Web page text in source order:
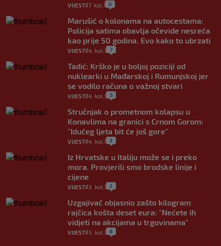
VIJESTI 7. kol. 0
Marušić o kolonama na autocestama:
Policija satima obavlja očevide nesreća
kao prije 50 godina. Evo kako to ubrzati
VIJESTI 4. kol. 7
Tadić: Krško je u boljoj poziciji od
nuklearki u Mađarskoj i Rumunjskoj jer
se vodilo računa o važnoj stvari
VIJESTI 4. kol. 5
Stručnjak o prometnom kolapsu u
Konavlima na granici s Crnom Gorom:
"Idućeg ljeta bit će još gore"
VIJESTI 4. kol. 3
Iz Hrvatske u Italiju može se i preko
mora. Provjerili smo brodske linije i
cijene
VIJESTI 3. kol. 2
Uzgajivač objasnio zašto kilogram
rajčica košta deset eura: "Nećete ih
vidjeti na akcijama u trgovinama"
VIJESTI 3. kol. 8